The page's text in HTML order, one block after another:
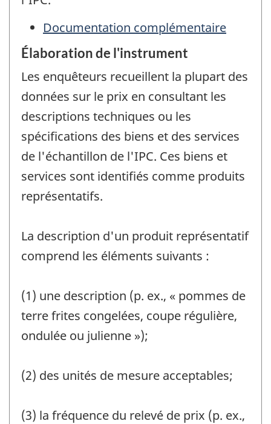
Documentation complémentaire
Élaboration de l'instrument
Les enquêteurs recueillent la plupart des
données sur le prix en consultant les
descriptions techniques ou les
spécifications des biens et des services
de l'échantillon de l'IPC. Ces biens et
services sont identifiés comme produits
représentatifs.
La description d'un produit représentatif
comprend les éléments suivants :
(1) une description (p. ex., « pommes de
terre frites congelées, coupe régulière,
ondulée ou julienne »);
(2) des unités de mesure acceptables;
(3) la fréquence du relevé de prix (p. ex.,